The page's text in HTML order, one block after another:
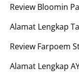
Review Bloomin
Alamat Lengkap
Review Farpoem
Alamat Lengkap